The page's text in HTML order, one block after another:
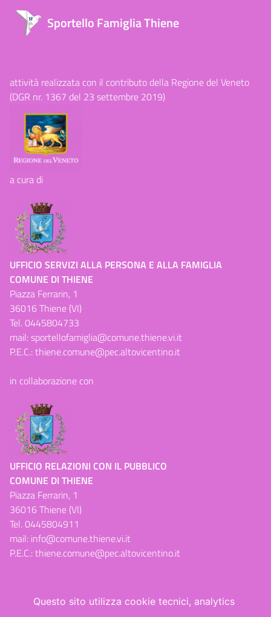
Sportello Famiglia Thiene
attività realizzata con il contributo della Regione del Veneto
(DGR nr. 1367 del 23 settembre 2019)
a cura di
UFFICIO SERVIZI ALLA PERSONA E ALLA FAMIGLIA
COMUNE DI THIENE
Piazza Ferrarin, 1
36016 Thiene (VI)
Tel.0445804733
mail:sportellofamiglia@comune.thiene.vi.it
P.E.C.:thiene.comune@pec.altovicentino.it
in collaborazione con
UFFICIO RELAZIONI CON IL PUBBLICO
COMUNE DI THIENE
Piazza Ferrarin, 1
36016 Thiene (VI)
Tel.0445804911
mail: info@comune.thiene.vi.it
P.E.C.:thiene.comune@pec.altovicentino.it
Questo sito utilizza cookie tecnici, analytics